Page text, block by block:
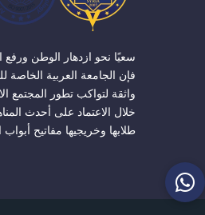
سعيًا نحو ازدهار الوطن ورفع
فإن الجامعة العربية الخاصة
واثقة لتواكب تطور المجتمع
خلال الاعتماد على أحدث
طلابها وخريجيها مفاتيح أبواب